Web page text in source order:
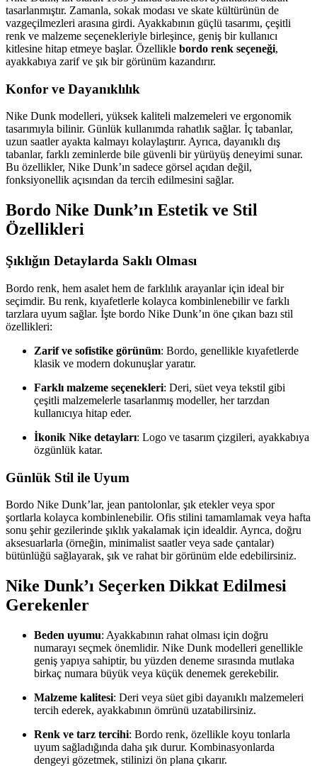
tasarlanmıştır. Zamanla, sokak modası ve skate kültürünün de
vazgeçilmezleri arasına girdi. Ayakkabının güçlü tasarımı, çeşitli
renk ve malzeme seçenekleriyle birleşince, geniş bir kullanıcı
kitlesine hitap etmeye başlar. Özellikle bordo renk seçeneği,
ayakkabıya zarif ve şık bir görünüm kazandırır.
Konfor ve Dayanıklılık
Nike Dunk modelleri, yüksek kaliteli malzemeleri ve ergonomik
tasarımıyla bilinir. Günlük kullanımda rahatlık sağlar. İç tabanlar,
uzun saatler ayakta kalmayı kolaylaştırır. Ayrıca, dayanıklı dış
tabanlar, farklı zeminlerde bile güvenli bir yürüyüş deneyimi sunar.
Bu özellikler, Nike Dunk’ın sadece görsel açıdan değil,
fonksiyonellik açısından da tercih edilmesini sağlar.
Bordo Nike Dunk’ın Estetik ve Stil
Özellikleri
Şıklığın Detaylarda Saklı Olması
Bordo renk, hem asalet hem de farklılık arayanlar için ideal bir
seçimdir. Bu renk, kıyafetlerle kolayca kombinlenebilir ve farklı
tarzlara uyum sağlar. İşte bordo Nike Dunk’ın öne çıkan bazı stil
özellikleri:
Zarif ve sofistike görünüm: Bordo, genellikle kıyafetlerde
klasik ve modern dokunuşlar yaratır.
Farklı malzeme seçenekleri: Deri, süet veya tekstil gibi
çeşitli malzemelerle tasarlanmış modeller, her tarzdan
kullanıcıya hitap eder.
İkonik Nike detayları: Logo ve tasarım çizgileri, ayakkabıya
özgünlük katar.
Günlük Stil ile Uyum
Bordo Nike Dunk’lar, jean pantolonlar, şık etekler veya spor
şortlarla kolayca kombinlenebilir. Ofis stilini tamamlamak veya hafta
sonu şehir gezilerinde şıklık yakalamak için idealdir. Ayrıca, doğru
aksesuarlarla (örneğin, minimalist saatler veya sade çantalar)
bütünlüğü sağlayarak, şık ve rahat bir görünüm elde edebilirsiniz.
Nike Dunk’ı Seçerken Dikkat Edilmesi
Gerekenler
Beden uyumu: Ayakkabının rahat olması için doğru
numarayı seçmek önemlidir. Nike Dunk modelleri genellikle
geniş yapıya sahiptir, bu yüzden deneme sırasında mutlaka
birkaç numara büyük veya küçük denemek gerekebilir.
Malzeme kalitesi: Deri veya süet gibi dayanıklı malzemeleri
tercih ederek, ayakkabının ömrünü uzatabilirsiniz.
Renk ve tarz tercihi: Bordo renk, özellikle koyu tonlarla
uyum sağladığında daha şık durur. Kombinasyonlarda
dengeyi gözetmek, stilinizi ön plana çıkarır.